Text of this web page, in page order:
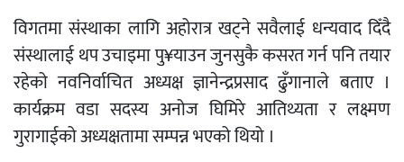
विगतमा संस्थाका लागि अहोरात्र खट्ने सवैलाई धन्यवाद दिँदै
संस्थालाई थप उचाइमा पु¥याउन जुनसुकै कसरत गर्न पनि तयार
रहेको नवनिर्वाचित अध्यक्ष ज्ञानेन्द्रप्रसाद ढुँगानाले बताए ।
कार्यक्रम वडा सदस्य अनोज घिमिरे आतिथ्यता र लक्ष्मण
गुरागाईको अध्यक्षतामा सम्पन्न भएको थियो ।